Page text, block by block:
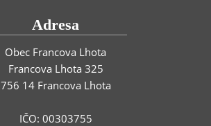
Adresa
Obec Francova Lhota
Francova Lhota 325
756 14 Francova Lhota
IČO: 00303755